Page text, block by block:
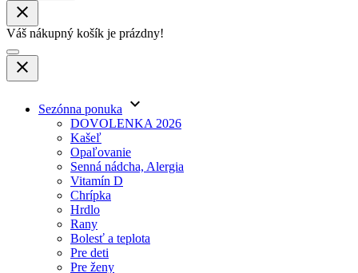
close
Váš nákupný košík je prázdny!
close
Sezónna ponuka keyboard_arrow_down
DOVOLENKA 2026
Kašeľ
Opaľovanie
Senná nádcha, Alergia
Vitamín D
Chrípka
Hrdlo
Rany
Bolesť a teplota
Pre deti
Pre ženy